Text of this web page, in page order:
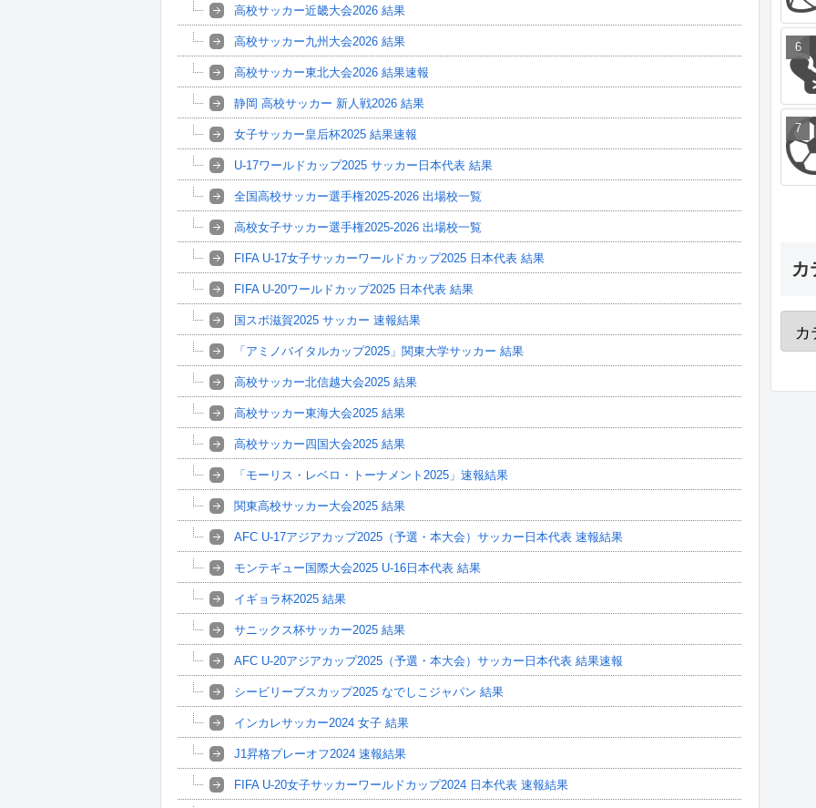
高校サッカー近畿大会2026 結果
高校サッカー九州大会2026 結果
高校サッカー東北大会2026 結果速報
静岡 高校サッカー 新人戦2026 結果
女子サッカー皇后杯2025 結果速報
U-17ワールドカップ2025 サッカー日本代表 結果
全国高校サッカー選手権2025-2026 出場校一覧
高校女子サッカー選手権2025-2026 出場校一覧
FIFA U-17女子サッカーワールドカップ2025 日本代表 結果
FIFA U-20ワールドカップ2025 日本代表 結果
国スポ滋賀2025 サッカー 速報結果
「アミノバイタルカップ2025」関東大学サッカー 結果
高校サッカー北信越大会2025 結果
高校サッカー東海大会2025 結果
高校サッカー四国大会2025 結果
「モーリス・レベロ・トーナメント2025」速報結果
関東高校サッカー大会2025 結果
AFC U-17アジアカップ2025（予選・本大会）サッカー日本代表 速報結果
モンテギュー国際大会2025 U-16日本代表 結果
イギョラ杯2025 結果
サニックス杯サッカー2025 結果
AFC U-20アジアカップ2025（予選・本大会）サッカー日本代表 結果速報
シービリーブスカップ2025 なでしこジャパン 結果
インカレサッカー2024 女子 結果
J1昇格プレーオフ2024 速報結果
FIFA U-20女子サッカーワールドカップ2024 日本代表 速報結果
カ